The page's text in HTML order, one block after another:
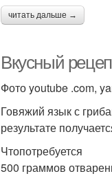
читать дальше →
Вкусный
Фото youtube .com,
Говяжий язык с
результате
Чтопотребуется
500 граммов